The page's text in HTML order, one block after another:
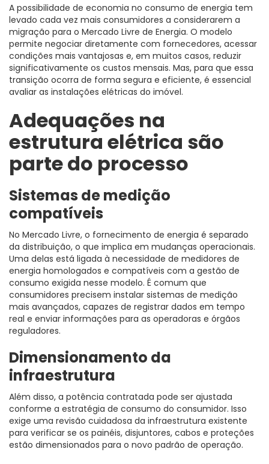
A possibilidade de economia no consumo de energia tem
levado cada vez mais consumidores a considerarem a
migração para o Mercado Livre de Energia. O modelo
permite negociar diretamente com fornecedores, acessar
condições mais vantajosas e, em muitos casos, reduzir
significativamente os custos mensais. Mas, para que essa
transição ocorra de forma segura e eficiente, é essencial
avaliar as instalações elétricas do imóvel.
Adequações na
estrutura elétrica são
parte do processo
Sistemas de medição
compatíveis
No Mercado Livre, o fornecimento de energia é separado
da distribuição, o que implica em mudanças operacionais.
Uma delas está ligada à necessidade de medidores de
energia homologados e compatíveis com a gestão de
consumo exigida nesse modelo. É comum que
consumidores precisem instalar sistemas de medição
mais avançados, capazes de registrar dados em tempo
real e enviar informações para as operadoras e órgãos
reguladores.
Dimensionamento da
infraestrutura
Além disso, a potência contratada pode ser ajustada
conforme a estratégia de consumo do consumidor. Isso
exige uma revisão cuidadosa da infraestrutura existente
para verificar se os painéis, disjuntores, cabos e proteções
estão dimensionados para o novo padrão de operação.